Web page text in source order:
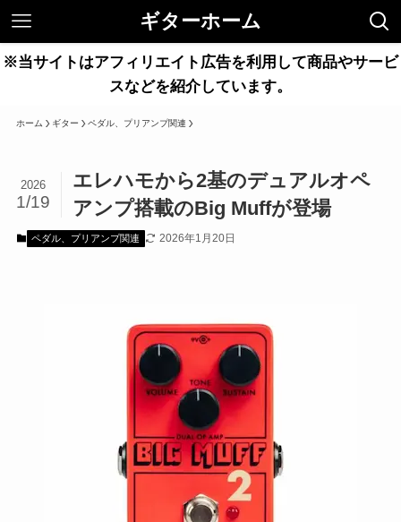
ギターホーム
※当サイトはアフィリエイト広告を利用して商品やサービ
スなどを紹介しています。
ホーム ギター ペダル、プリアンプ関連
エレハモから2基のデュアルオペ
アンプ搭載のBig Muffが登場
2026
1/19
ペダル、プリアンプ関連 2026年1月20日